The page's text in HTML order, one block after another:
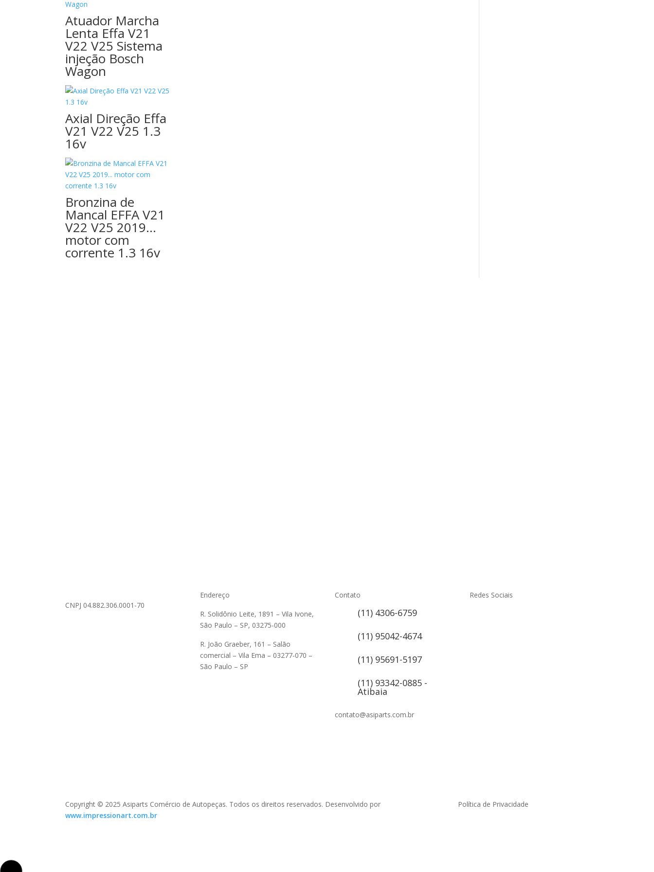
Atuador Marcha
Lenta Effa V21
V22 V25 Sistema
injeção Bosch
Wagon
Axial Direção Effa
V21 V22 V25 1.3
16v
Bronzina de
Mancal EFFA V21
V22 V25 2019…
motor com
corrente 1.3 16v
CNPJ 04.882.306.0001-70
Endereço
R. Solidônio Leite, 1891 – Vila Ivone,
São Paulo – SP, 03275-000
R. João Graeber, 161 – Salão
comercial – Vila Ema – 03277-070 –
São Paulo – SP
Contato
(11) 4306-6759
(11) 95042-4674
(11) 95691-5197
(11) 93342-0885 -
Atibaia
contato@asiparts.com.br
Redes Sociais
Copyright © 2025 Asiparts Comércio de Autopeças. Todos os direitos reservados. Desenvolvido por
www.impressionart.com.br
Política de Privacidade